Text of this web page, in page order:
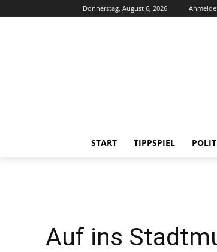
Donnerstag, August 6, 2026
START TIPPSPIEL
Auf ins